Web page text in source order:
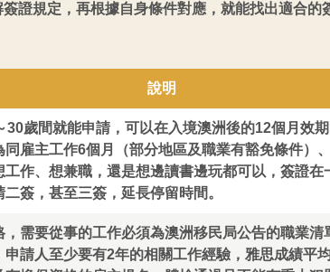
證規定，再根據自身條件對應，就能找出適合的
說明
30歲間就能申請，可以在入境澳洲後的12個月效
同雇主工作6個月（部分地區及職業有豁免條件）
工作、想兼職，還是想邊讀書邊玩都可以，簽證在
簽，甚至三簽，延長停留時間。
，需要從事的工作必須為澳洲移民局公告的職業清
申請人至少要有2年的相關工作經驗，雅思成績平